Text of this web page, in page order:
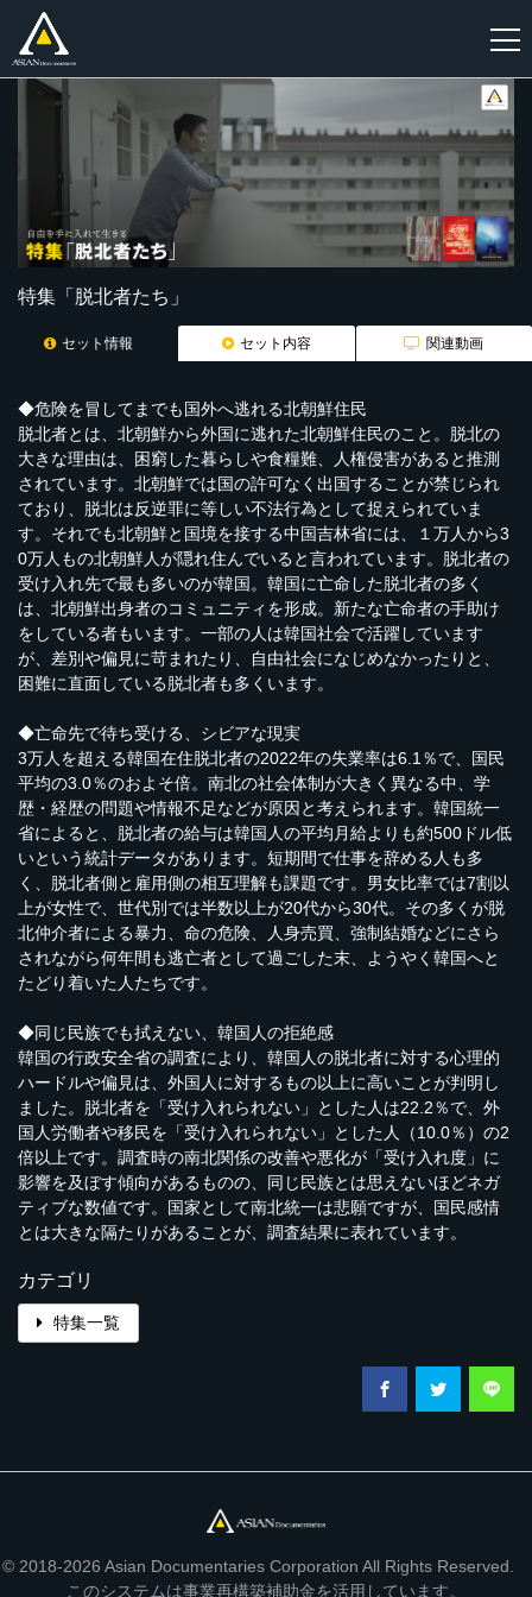
特集「脱北者たち」
セット情報 セット内容 関連動画
◆危険を冒してまでも国外へ逃れる北朝鮮住民
脱北者とは、北朝鮮から外国に逃れた北朝鮮住民のこと。脱北の
大きな理由は、困窮した暮らしや食糧難、人権侵害があると推測
されています。北朝鮮では国の許可なく出国することが禁じられ
ており、脱北は反逆罪に等しい不法行為として捉えられていま
す。それでも北朝鮮と国境を接する中国吉林省には、１万人から3
0万人もの北朝鮮人が隠れ住んでいると言われています。脱北者の
受け入れ先で最も多いのが韓国。韓国に亡命した脱北者の多く
は、北朝鮮出身者のコミュニティを形成。新たな亡命者の手助け
をしている者もいます。一部の人は韓国社会で活躍しています
が、差別や偏見に苛まれたり、自由社会になじめなかったりと、
困難に直面している脱北者も多くいます。
◆亡命先で待ち受ける、シビアな現実
3万人を超える韓国在住脱北者の2022年の失業率は6.1％で、国民
平均の3.0％のおよそ倍。南北の社会体制が大きく異なる中、学
歴・経歴の問題や情報不足などが原因と考えられます。韓国統一
省によると、脱北者の給与は韓国人の平均月給よりも約500ドル低
いという統計データがあります。短期間で仕事を辞める人も多
く、脱北者側と雇用側の相互理解も課題です。男女比率では7割以
上が女性で、世代別では半数以上が20代から30代。その多くが脱
北仲介者による暴力、命の危険、人身売買、強制結婚などにさら
されながら何年間も逃亡者として過ごした末、ようやく韓国へと
たどり着いた人たちです。
◆同じ民族でも拭えない、韓国人の拒絶感
韓国の行政安全省の調査により、韓国人の脱北者に対する心理的
ハードルや偏見は、外国人に対するもの以上に高いことが判明し
ました。脱北者を「受け入れられない」とした人は22.2％で、外
国人労働者や移民を「受け入れられない」とした人（10.0％）の2
倍以上です。調査時の南北関係の改善や悪化が「受け入れ度」に
影響を及ぼす傾向があるものの、同じ民族とは思えないほどネガ
ティブな数値です。国家として南北統一は悲願ですが、国民感情
とは大きな隔たりがあることが、調査結果に表れています。
カテゴリ
特集一覧
© 2018-2026 Asian Documentaries Corporation All Rights Reserved.
このシステムは事業再構築補助金を活用しています。